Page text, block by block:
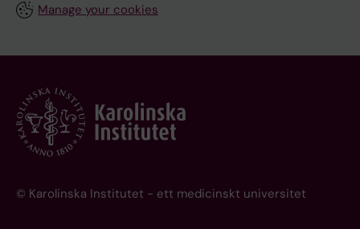
Manage your cookies
© Karolinska Institutet - ett medicinskt universitet